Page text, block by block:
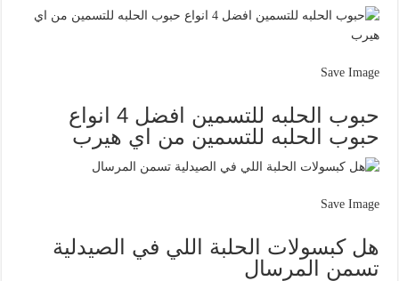
Save Image
حبوب الحلبه للتسمين افضل 4 انواع
حبوب الحلبه للتسمين من اي هيرب
Save Image
هل كبسولات الحلبة اللي في الصيدلية
تسمن المرسال